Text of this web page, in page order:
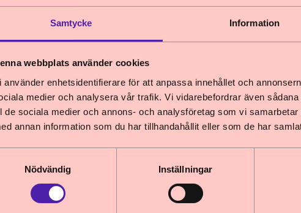
Samtycke Information
webbplats använder cookies
använder enhetsidentifierare för att anpassa innehållet och
medier och analysera vår trafik. Vi vidarebefordrar även
de sociala medier och annons- och analysföretag som vi
annan information som du har tillhandahållit eller som de har
Nödvändig
Inställningar